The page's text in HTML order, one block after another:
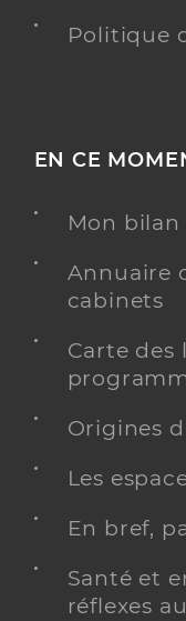
Politique
EN CE
Mon
Annuaire
cabinets
Carte des
Origines
Les
En bref,
Santé et
réflexes